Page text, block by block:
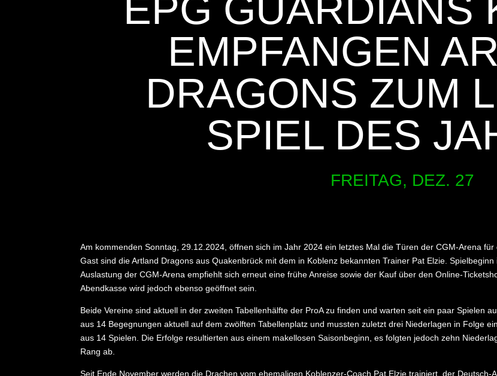
EPG GUARDIANS
EMPFANGEN
DRAGONS ZUM
SPIEL DES
FREITAG, DEZ. 27
Am kommenden Sonntag, 29.12.2024, öffnen sich im Jahr 2024 ein letztes Mal die Türen der CGM-Arena
Gast sind die Artland Dragons aus Quakenbrück mit dem in Koblenz bekannten Trainer Pat Elzie.
Auslastung der CGM-Arena empfiehlt sich erneut eine frühe Anreise sowie der Kauf über den Online-
Abendkasse wird jedoch ebenso geöffnet sein.
Beide Vereine sind aktuell in der zweiten Tabellenhälfte der ProA zu finden und warten seit ein paar Spielen
aus 14 Begegnungen aktuell auf dem zwölften Tabellenplatz und mussten zuletzt drei Niederlagen in Folge
aus 14 Spielen. Die Erfolge resultierten aus einem makellosen Saisonbeginn, es folgten jedoch zehn
Rang ab.
Seit Ende November werden die Drachen vom ehemaligen Koblenzer-Coach Pat Elzie trainiert, der Deutsch-